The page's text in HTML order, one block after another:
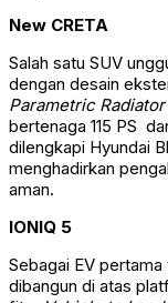
New CRETA
Salah satu SUV
dengan desain
Parametric
bertenaga 115 PS
dilengkapi Hyundai
menghadirkan
aman.
IONIQ 5
Sebagai EV
dibangun di atas